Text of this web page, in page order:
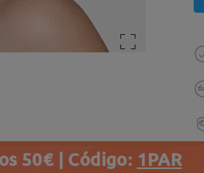
50€ | Código: 1PAR